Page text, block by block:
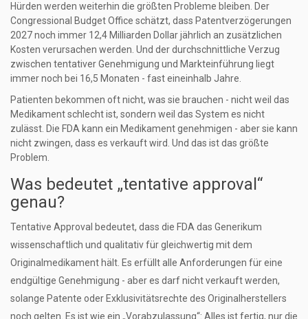
Hürden werden weiterhin die größten Probleme bleiben. Der
Congressional Budget Office schätzt, dass Patentverzögerungen
2027 noch immer 12,4 Milliarden Dollar jährlich an zusätzlichen
Kosten verursachen werden. Und der durchschnittliche Verzug
zwischen tentativer Genehmigung und Markteinführung liegt
immer noch bei 16,5 Monaten - fast eineinhalb Jahre.
Patienten bekommen oft nicht, was sie brauchen - nicht weil das
Medikament schlecht ist, sondern weil das System es nicht
zulässt. Die FDA kann ein Medikament genehmigen - aber sie kann
nicht zwingen, dass es verkauft wird. Und das ist das größte
Problem.
Was bedeutet „tentative approval“
genau?
Tentative Approval bedeutet, dass die FDA das Generikum
wissenschaftlich und qualitativ für gleichwertig mit dem
Originalmedikament hält. Es erfüllt alle Anforderungen für eine
endgültige Genehmigung - aber es darf nicht verkauft werden,
solange Patente oder Exklusivitätsrechte des Originalherstellers
noch gelten. Es ist wie ein „Vorabzulassung“: Alles ist fertig, nur die